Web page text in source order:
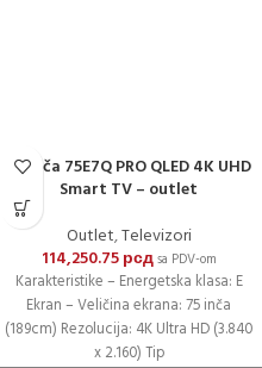
75 inča 75E7Q PRO QLED 4K UHD
Smart TV – outlet
Outlet,Televizori
114,250.75рсдsa PDV-om
Karakteristike – Energetska klasa: E
Ekran – Veličina ekrana: 75 inča
(189cm) Rezolucija: 4K Ultra HD (3.840
x 2.160) Tip